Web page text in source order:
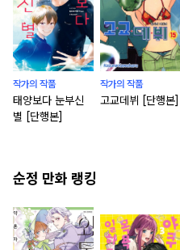
작가의 작품
태양보다 눈부신
별 [단행본]
작가의 작품
고교데뷔 [단행본]
순정 만화 랭킹